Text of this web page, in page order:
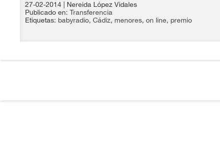
27-02-2014
| Nereida López Vidales
Publicado en: Transferencia
Etiquetas: babyradio, Cádiz, menores, on line, premio